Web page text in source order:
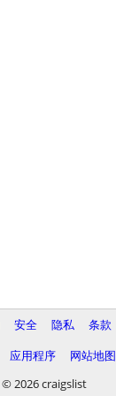
安全 隐私
条款
应用程序
网站地图
© 2026 craigslist